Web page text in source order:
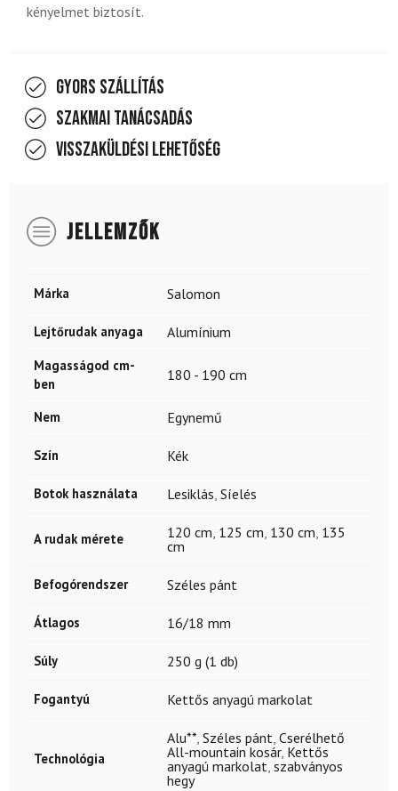
kényelmet biztosít.
Gyors szállítás
Szakmai tanácsadás
Visszaküldési lehetőség
JELLEMZŐK
Márka Salomon
Lejtőrudak anyaga Alumínium
Magasságod cm-
ben
180 - 190 cm
Nem Egynemű
Szín Kék
Botok használata Lesiklás, Síelés
A rudak mérete 120 cm, 125 cm, 130 cm, 135
cm
Befogórendszer Széles pánt
Átlagos 16/18 mm
Súly 250 g (1 db)
Fogantyú Kettős anyagú markolat
Technológia
Alu**, Széles pánt, Cserélhető
All-mountain kosár, Kettős
anyagú markolat, szabványos
hegy